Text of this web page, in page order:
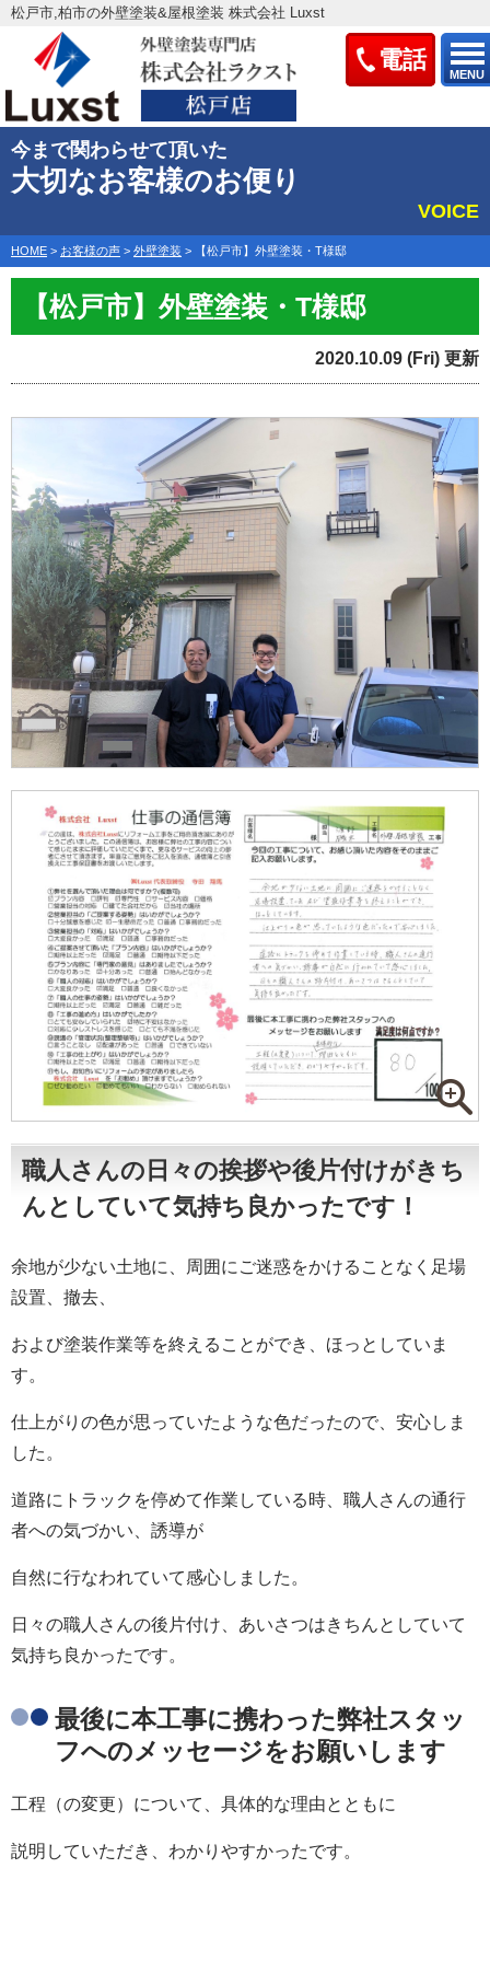
電話
MENU
松戸市,柏市の外壁塗装&屋根塗装 株式会社 Luxst
今まで関わらせて頂いた
大切なお客様のお便り
VOICE
HOME > お客様の声 > 外壁塗装 > 【松戸市】外壁塗装・T様邸
【松戸市】外壁塗装・T様邸
2020.10.09 (Fri) 更新
職人さんの日々の挨拶や後片付けがきち
んとしていて気持ち良かったです！
余地が少ない土地に、周囲にご迷惑をかけることなく足場
設置、撤去、
および塗装作業等を終えることができ、ほっとしていま
す。
仕上がりの色が思っていたような色だったので、安心しま
した。
道路にトラックを停めて作業している時、職人さんの通行
者への気づかい、誘導が
自然に行なわれていて感心しました。
日々の職人さんの後片付け、あいさつはきちんとしていて
気持ち良かったです。
最後に本工事に携わった弊社スタッ
フへのメッセージをお願いします
工程（の変更）について、具体的な理由とともに
説明していただき、わかりやすかったです。